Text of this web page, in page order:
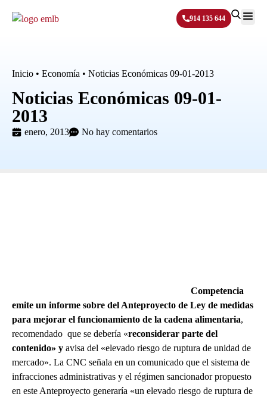
914 135 644
Inicio • Economía • Noticias Económicas 09-01-2013
Noticias Económicas 09-01-
2013
enero, 2013 No hay comentarios
Competencia
emite un informe sobre del Anteproyecto de Ley de medidas
para mejorar el funcionamiento de la cadena alimentaria,
recomendado que se debería «reconsiderar parte del
contenido» y avisa del «elevado riesgo de ruptura de unidad de
mercado». La CNC señala en un comunicado que el sistema de
infracciones administrativas y el régimen sancionador propuesto
en este Anteproyecto generaría «un elevado riesgo de ruptura de